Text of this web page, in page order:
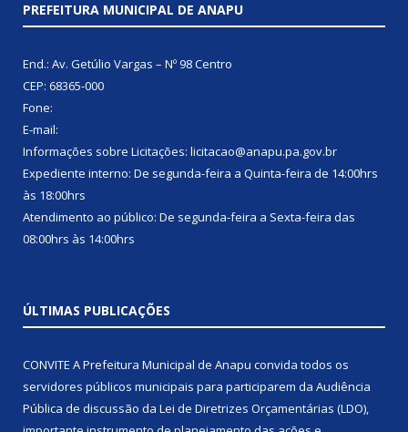
PREFEITURA MUNICIPAL DE ANAPU
End.: Av. Getúlio Vargas – Nº 98 Centro
CEP: 68365-000
Fone:
E-mail:
Informações sobre Licitações: licitacao@anapu.pa.gov.br
Expediente interno: De segunda-feira a Quinta-feira de 14:00hrs
às 18:00hrs
Atendimento ao público: De segunda-feira a Sexta-feira das
08:00hrs às 14:00hrs
ÚLTIMAS PUBLICAÇÕES
CONVITE A Prefeitura Municipal de Anapu convida todos os
servidores públicos municipais para participarem da Audiência
Pública de discussão da Lei de Diretrizes Orçamentárias (LDO),